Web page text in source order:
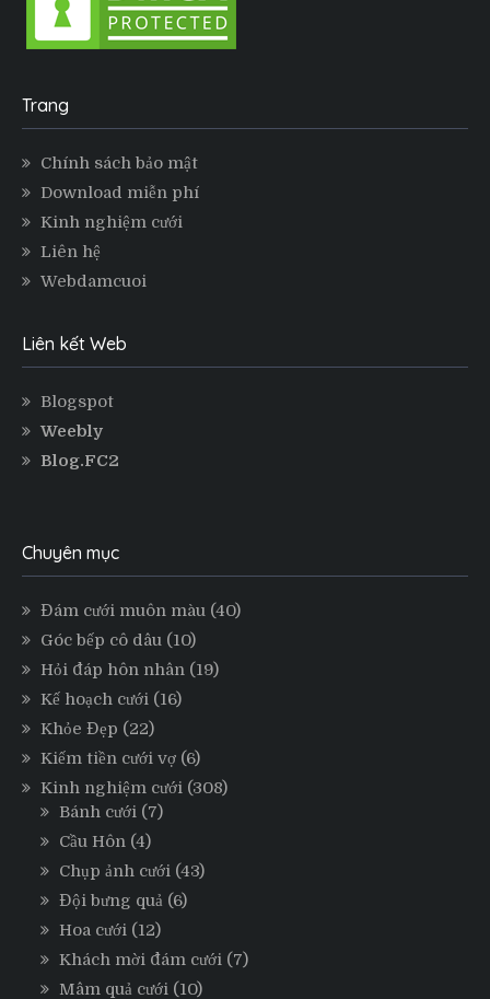
Trang
Chính sách bảo mật
Download miễn phí
Kinh nghiệm cưới
Liên hệ
Webdamcuoi
Liên kết Web
Blogspot
Weebly
Blog.FC2
Chuyên mục
Đám cưới muôn màu (40)
Góc bếp cô dâu (10)
Hỏi đáp hôn nhân (19)
Kế hoạch cưới (16)
Khỏe Đẹp (22)
Kiếm tiền cưới vợ (6)
Kinh nghiệm cưới (308)
Bánh cưới (7)
Cầu Hôn (4)
Chụp ảnh cưới (43)
Đội bưng quả (6)
Hoa cưới (12)
Khách mời đám cưới (7)
Mâm quả cưới (10)